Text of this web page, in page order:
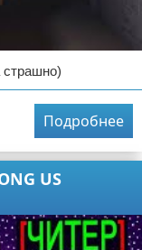
Подробнее
US